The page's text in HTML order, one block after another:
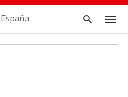
España